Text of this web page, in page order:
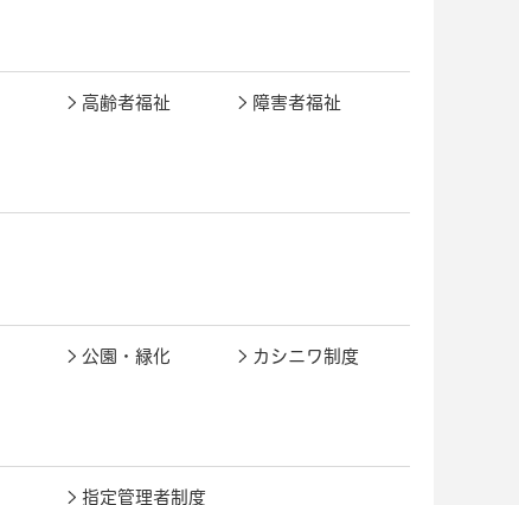
高齢者福祉 障害者福祉
公園・緑化 カシニワ制度
指定管理者制度